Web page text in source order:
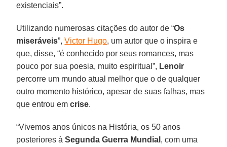
existenciais”.
Utilizando numerosas citações do autor de “Os
miseráveis”,Victor Hugo, um autor que o inspira e
que, disse, “é conhecido por seus romances, mas
pouco por sua poesia, muito espiritual”, Lenoir
percorre um mundo atual melhor que o de qualquer
outro momento histórico, apesar de suas falhas, mas
que entrou emcrise.
“Vivemos anos únicos na História, os 50 anos
posteriores àSegunda Guerra Mundial , com uma